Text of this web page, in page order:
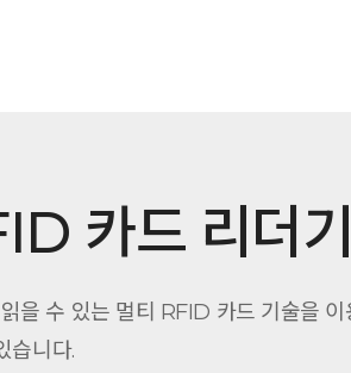
카드 리더기
을 수 있는 멀티 RFID 카드 기술
습니다.